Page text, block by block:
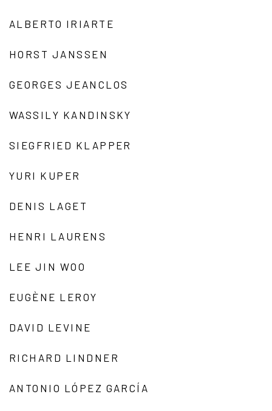
ALBERTO IRIARTE
HORST JANSSEN
GEORGES JEANCLOS
WASSILY KANDINSKY
SIEGFRIED KLAPPER
YURI KUPER
DENIS LAGET
HENRI LAURENS
LEE JIN WOO
EUGÈNE LEROY
DAVID LEVINE
RICHARD LINDNER
ANTONIO LÓPEZ GARCÍA